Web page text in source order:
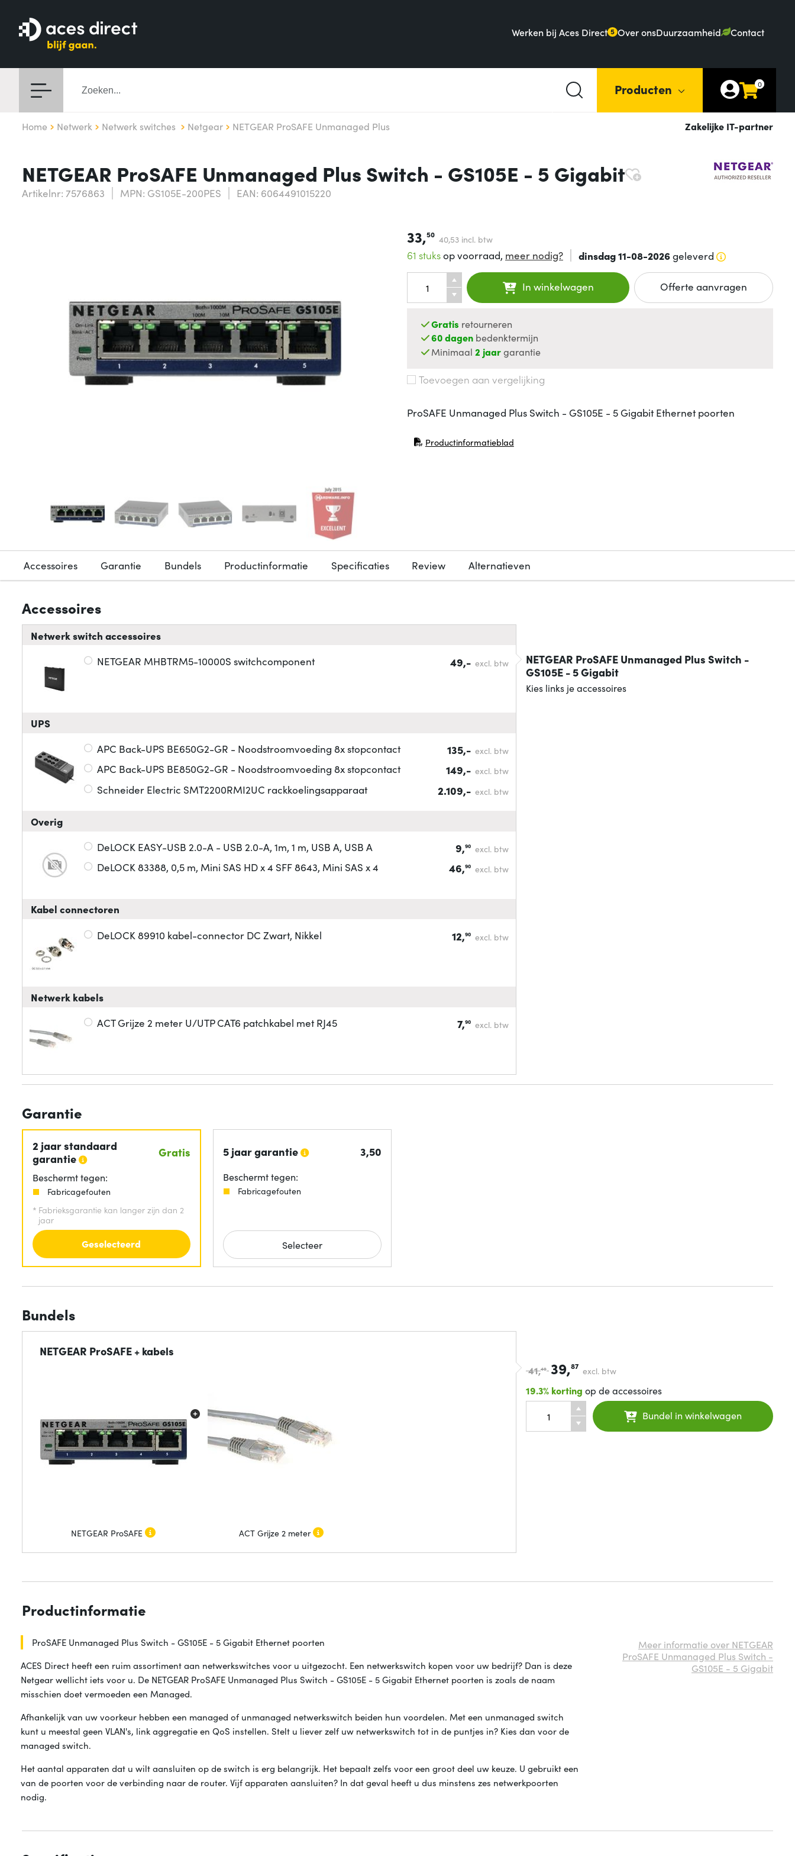
Werken bij Aces Direct 5 Over onsDuurzaamheid Contact
Producten 0
Home Netwerk Netwerk switches Netgear NETGEAR ProSAFE Unmanaged Plus Zakelijke IT-partner
NETGEAR ProSAFE Unmanaged Plus Switch - GS105E - 5 Gigabit
Artikelnr: 7576863 MPN: GS105E-200PES EAN: 6064491015220
33,50 40,53 incl. btw
61 stuksop voorraad, meer nodig? dinsdag 11-08-2026geleverd
In winkelwagen Offerte aanvragen
Gratis retourneren
60 dagen bedenktermijn
Minimaal2 jaargarantie
Toevoegen aan vergelijking
ProSAFE Unmanaged Plus Switch - GS105E - 5 Gigabit Ethernet poorten
Productinformatieblad
(opent in nieuw venster)
Accessoires Garantie Bundels Productinformatie Specificaties Review Alternatieven
Accessoires
Netwerk switch accessoires
NETGEAR MHBTRM5-10000S switchcomponent 49,- excl. btw
UPS
APC Back-UPS BE650G2-GR - Noodstroomvoeding 8x stopcontact 135,- excl. btw
APC Back-UPS BE850G2-GR - Noodstroomvoeding 8x stopcontact 149,- excl. btw
Schneider Electric SMT2200RMI2UC rackkoelingsapparaat 2.109,- excl. btw
Overig
DeLOCK EASY-USB 2.0-A - USB 2.0-A, 1m, 1 m, USB A, USB A 9,90 excl. btw
DeLOCK 83388, 0,5 m, Mini SAS HD x 4 SFF 8643, Mini SAS x 4 46,90 excl. btw
Kabel connectoren
DeLOCK 89910 kabel-connector DC Zwart, Nikkel 12,90 excl. btw
Netwerk kabels
ACT Grijze 2 meter U/UTP CAT6 patchkabel met RJ45 7,90 excl. btw
NETGEAR ProSAFE Unmanaged Plus Switch -
GS105E - 5 Gigabit
Kies links je accessoires
Garantie
2 jaar standaard
garantie
Gratis
Beschermt tegen:
Fabricagefouten
* Fabrieksgarantie kan langer zijn dan 2
jaar
Geselecteerd
5 jaar garantie 3,50
Beschermt tegen:
Fabricagefouten
Selecteer
Bundels
NETGEAR ProSAFE + kabels
NETGEAR ProSAFE ACT Grijze 2 meter
41,40 39,87 excl. btw
19.3% korting op de accessoires
Bundel in winkelwagen
Productinformatie
ProSAFE Unmanaged Plus Switch - GS105E - 5 Gigabit Ethernet poorten
ACES Direct heeft een ruim assortiment aan netwerkswitches voor u uitgezocht. Een netwerkswitch kopen voor uw bedrijf? Dan is deze
Netgear wellicht iets voor u. De NETGEAR ProSAFE Unmanaged Plus Switch - GS105E - 5 Gigabit Ethernet poorten is zoals de naam
misschien doet vermoeden een Managed.
Afhankelijk van uw voorkeur hebben een managed of unmanaged netwerkswitch beiden hun voordelen. Met een unmanaged switch
kunt u meestal geen VLAN's, link aggregatie en QoS instellen. Stelt u liever zelf uw netwerkswitch tot in de puntjes in? Kies dan voor de
managed switch.
Het aantal apparaten dat u wilt aansluiten op de switch is erg belangrijk. Het bepaalt zelfs voor een groot deel uw keuze. U gebruikt een
van de poorten voor de verbinding naar de router. Vijf apparaten aansluiten? In dat geval heeft u dus minstens zes netwerkpoorten
nodig.
Meer informatie over NETGEAR
ProSAFE Unmanaged Plus Switch -
GS105E - 5 Gigabit